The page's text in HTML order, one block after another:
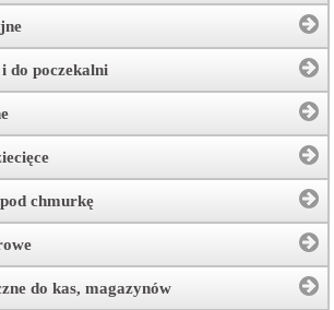
do poczekalni
chmurkę
do kas, magazynów